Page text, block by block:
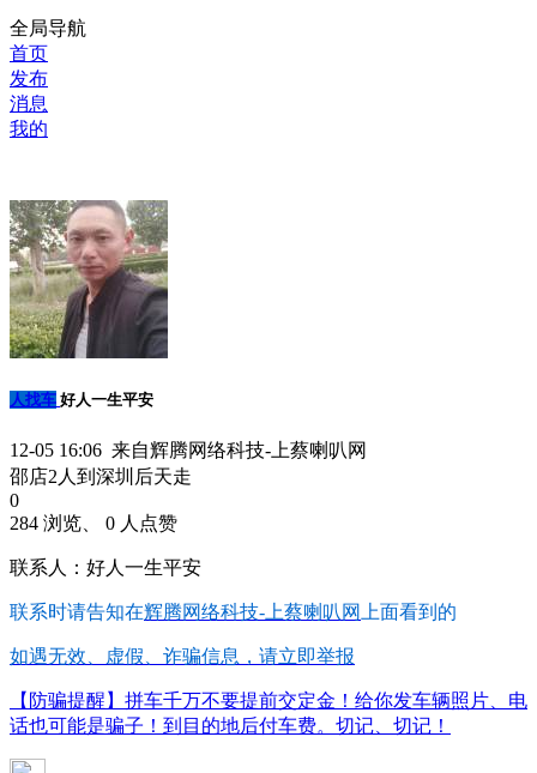
全局导航
首页
发布
消息
我的
人找车 好人一生平安
12-05 16:06 来自辉腾网络科技-上蔡喇叭网
邵店2人到深圳后天走
0
284 浏览、 0 人点赞
联系人：好人一生平安
联系时请告知在辉腾网络科技-上蔡喇叭网 上面看到的
如遇无效、虚假、诈骗信息，请立即举报
【防骗提醒】拼车千万不要提前交定金！给你发车辆照片、电
话也可能是骗子！到目的地后付车费。切记、切记！